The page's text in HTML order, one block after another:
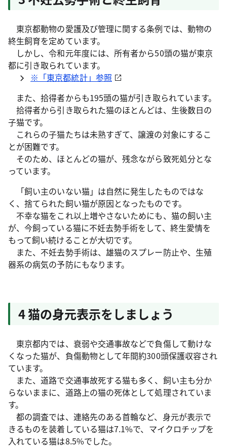
東京都動物の愛護及び管理に関する条例では、動物の
終生飼育を定めています。
しかし、令和元年度には、所有者から50頭の猫が東京
都に引き取られています。
※「東京都統計」参照
また、拾得者からも195頭の猫が引き取られています。
拾得者から引き取られた猫のほとんどは、生後数日の
子猫です。
これらの子猫たちは未熟すぎて、譲渡の対象にするこ
とが困難です。
そのため、ほとんどの猫が、残念ながら致死処分とな
っています。
「飼い主のいない猫」は自然に発生したものではな
く、捨てられた飼い猫が原因となったものです。
不幸な猫をこれ以上増やさないためにも、猫の飼い主
が、今飼っている猫に不妊去勢手術をして、終生愛情を
もって飼い続けることが大切です。
また、不妊去勢手術は、雄猫のスプレー防止や、生殖
器系の病気の予防にもなります。
4 猫の身元表示をしましょう
東京都内では、衰弱や交通事故などで負傷して動けな
くなった猫が、負傷動物として年間約300頭保護収容され
ています。
また、道路で交通事故死する猫も多く、飼い主も分か
らないままに、道路上の猫の死体として処理されていま
す。
都の調査では、連絡先のある首輪など、身元が表示で
きるものを装着している猫は7.1%で、マイクロチップを
入れている猫は8.5%でした。